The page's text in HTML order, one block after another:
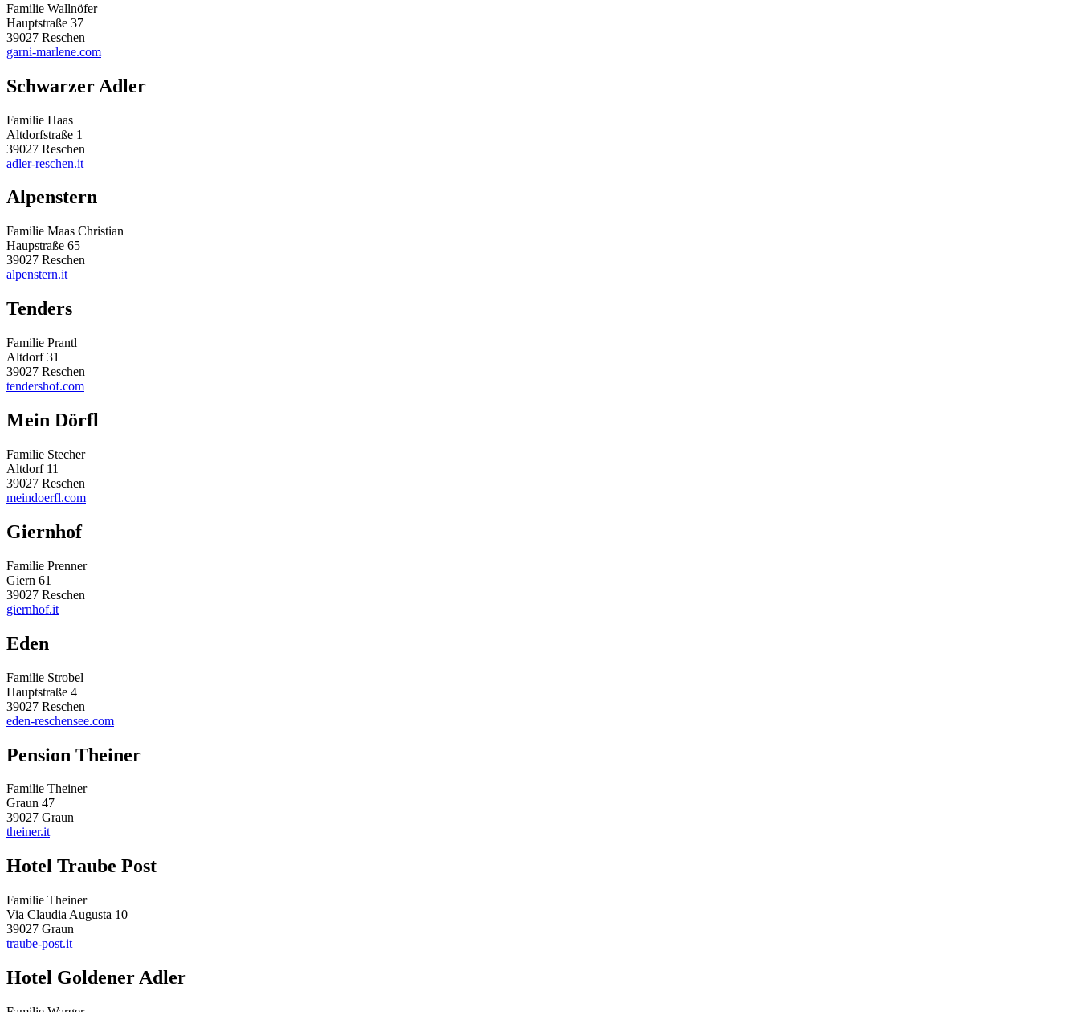
Familie Wallnöfer
Hauptstraße 37
39027 Reschen
garni-marlene.com
Schwarzer Adler
Familie Haas
Altdorfstraße 1
39027 Reschen
adler-reschen.it
Alpenstern
Familie Maas Christian
Haupstraße 65
39027 Reschen
alpenstern.it
Tenders
Familie Prantl
Altdorf 31
39027 Reschen
tendershof.com
Mein Dörfl
Familie Stecher
Altdorf 11
39027 Reschen
meindoerfl.com
Giernhof
Familie Prenner
Giern 61
39027 Reschen
giernhof.it
Eden
Familie Strobel
Hauptstraße 4
39027 Reschen
eden-reschensee.com
Pension Theiner
Familie Theiner
Graun 47
39027 Graun
theiner.it
Hotel Traube Post
Familie Theiner
Via Claudia Augusta 10
39027 Graun
traube-post.it
Hotel Goldener Adler